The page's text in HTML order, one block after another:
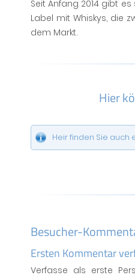
Seit Anfang 2014 gibt
Label mit Whiskys, die
dem Markt.
Hier
Heir finden Sie auch
Besucher-
Ersten Kommentar
Verfasse als erste